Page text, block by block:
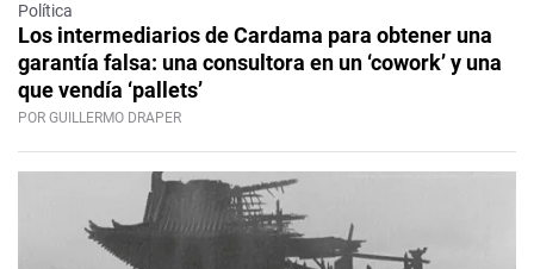
Política
Los intermediarios de Cardama para obtener una
garantía falsa: una consultora en un ‘cowork’ y una
que vendía ‘pallets’
POR GUILLERMO DRAPER